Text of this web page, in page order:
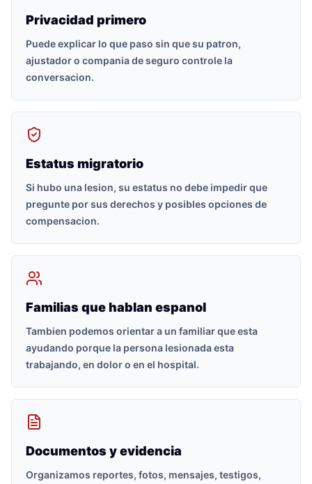
Privacidad primero
Puede explicar lo que paso sin que su patron,
ajustador o compania de seguro controle la
conversacion.
Estatus migratorio
Si hubo una lesion, su estatus no debe impedir que
pregunte por sus derechos y posibles opciones de
compensacion.
Familias que hablan espanol
Tambien podemos orientar a un familiar que esta
ayudando porque la persona lesionada esta
trabajando, en dolor o en el hospital.
Documentos y evidencia
Organizamos reportes, fotos, mensajes, testigos,